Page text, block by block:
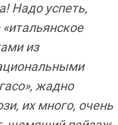
Надо успеть,
из
жадно
их много, очень